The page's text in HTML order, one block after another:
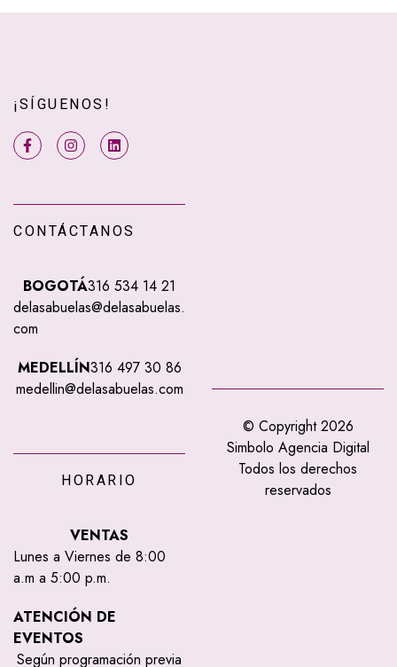
¡SÍGUENOS!
CONTÁCTANOS
BOGOTÁ316 534 14 21
delasabuelas@delasabuelas.
com
MEDELLÍN316 497 30 86
medellin@delasabuelas.com
HORARIO
VENTAS
Lunes a Viernes de 8:00
a.m a 5:00 p.m.
ATENCIÓN DE
EVENTOS
Según programación previa
© Copyright 2026
Simbolo Agencia Digital
Todos los derechos
reservados